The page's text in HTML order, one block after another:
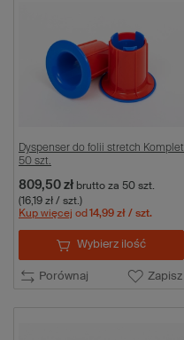
Dyspenser do folii stretch Komplet
50 szt.
809,50 zł brutto za 50 szt.
(16,19 zł / szt.)
Kup więcej od 14,99 zł / szt.
Porównaj Zapisz
Wybierz ilość